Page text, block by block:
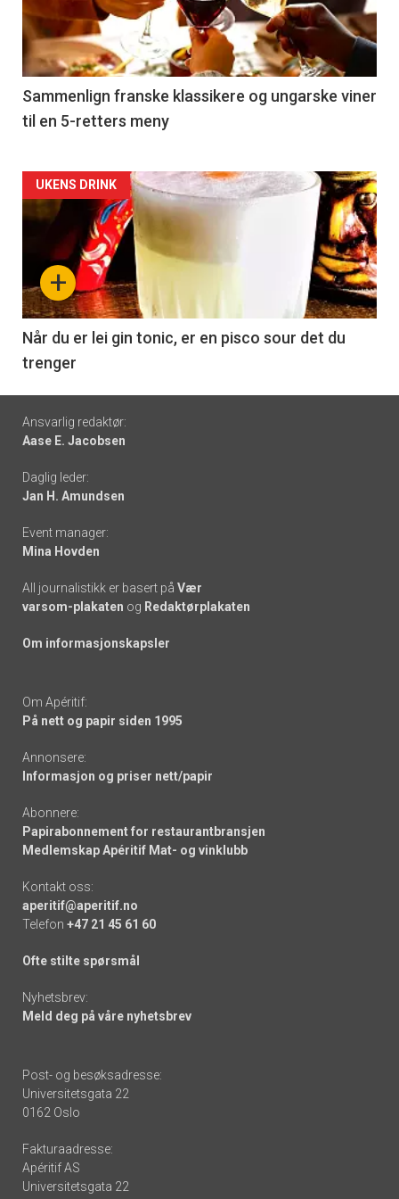
nå
-
5
Sammenlign franske klassikere og ungarske viner
til en 5-retters meny
Forsiden
akkurat
nå
-
6
+
UKENS DRINK
Når du er lei gin tonic, er en pisco sour det du
trenger
Footer
-
links
Ansvarlig redaktør:
Aase E. Jacobsen
Daglig leder:
Jan H. Amundsen
Event manager:
Mina Hovden
All journalistikk er basert på Vær
varsom-plakaten og Redaktørplakaten
Om informasjonskapsler
Om Apéritif:
På nett og papir siden 1995
Annonsere:
Informasjon og priser nett/papir
Abonnere:
Papirabonnement for restaurantbransjen
Medlemskap Apéritif Mat- og vinklubb
Kontakt oss:
aperitif@aperitif.no
Telefon +47 21 45 61 60
Ofte stilte spørsmål
Nyhetsbrev:
Meld deg på våre nyhetsbrev
Post- og besøksadresse:
Universitetsgata 22
0162 Oslo
Fakturaadresse:
Apéritif AS
Universitetsgata 22